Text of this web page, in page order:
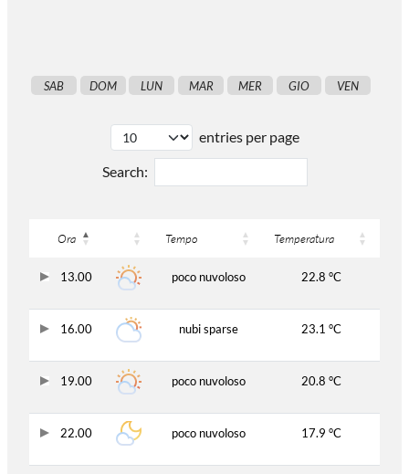
SAB DOM LUN MAR MER GIO VEN
entries per page
Search:
Ora Tempo Temperatura
13.00 poco nuvoloso 22.8 °C
16.00 nubi sparse 23.1 °C
19.00 poco nuvoloso 20.8 °C
22.00 poco nuvoloso 17.9 °C